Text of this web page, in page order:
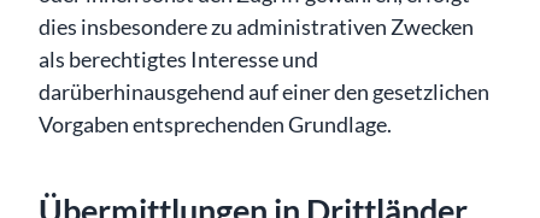
dies insbesondere zu administrativen Zwecken
als berechtigtes Interesse und
darüberhinausgehend auf einer den gesetzlichen
Vorgaben entsprechenden Grundlage.